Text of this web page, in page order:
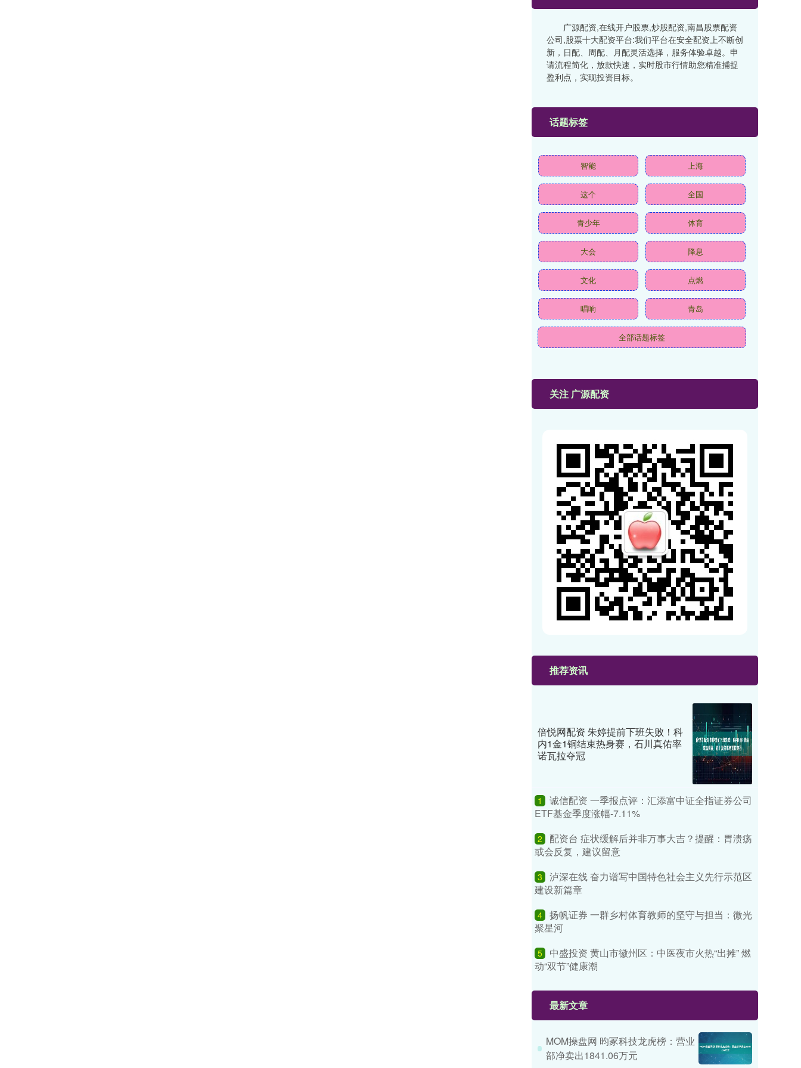
广源配资,在线开户股票,炒股配资,南昌股票配资
公司,股票十大配资平台:我们平台在安全配资上不断创
新，日配、周配、月配灵活选择，服务体验卓越。申
请流程简化，放款快速，实时股市行情助您精准捕捉
盈利点，实现投资目标。
话题标签
智能 上海
这个 全国
青少年 体育
大会 降息
文化 点燃
唱响 青岛
全部话题标签
关注 广源配资
推荐资讯
倍悦网配资 朱婷提前下班失败！科
内1金1铜结束热身赛，石川真佑率
诺瓦拉夺冠
1
诚信配资 一季报点评：汇添富中证全指证券公司
ETF基金季度涨幅-7.11%
2
配资台 症状缓解后并非万事大吉？提醒：胃溃疡
或会反复，建议留意
3
泸深在线 奋力谱写中国特色社会主义先行示范区
建设新篇章
4 扬帆证券 一群乡村体育教师的坚守与担当：微光
聚星河
5
中盛投资 黄山市徽州区：中医夜市火热“出摊” 燃
动“双节”健康潮
最新文章
MOM操盘网 昀冢科技龙虎榜：营业
部净卖出1841.06万元